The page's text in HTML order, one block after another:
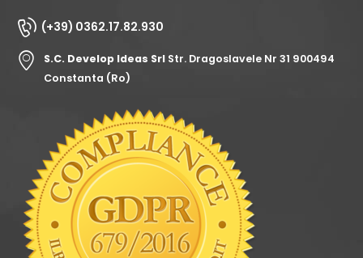
(+39) 0362.17.82.930
S.C. Develop Ideas Srl Str. Dragoslavele Nr 31 900494
Constanta (Ro)